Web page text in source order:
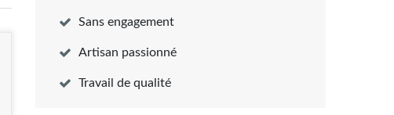
Sans engagement
Artisan passionné
Travail de qualité